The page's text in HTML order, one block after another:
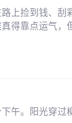
上捡到钱、
得靠点运气，
午。阳光穿过